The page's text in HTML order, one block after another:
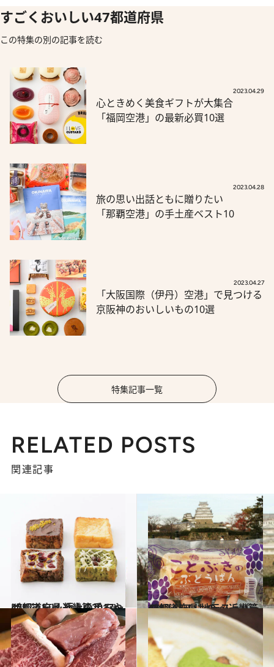
すごくおいしい47都道府県
この特集の別の記事を読む
2023.04.29
心ときめく美食ギフトが大集合
「福岡空港」の最新必買10選
2023.04.28
旅の思い出話ともに贈りたい
「那覇空港」の手土産ベスト10
2023.04.27
「大阪国際（伊丹）空港」で見つける
京阪神のおいしいもの10選
特集記事一覧
RELATED POSTS
関連記事
2017.11.24
47都道府県 極上の手みやげリスト ～近畿篇2017～
グルメ 2017.1.27
47都道府県 地元スーパーのおいしいもの ～近畿篇～
グルメ